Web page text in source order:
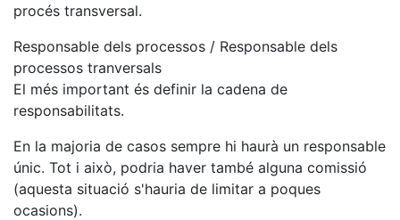
procés transversal.
Responsable dels processos / Responsable dels
processos tranversals
El més important és definir la cadena de
responsabilitats.
En la majoria de casos sempre hi haurà un responsable
únic. Tot i això, podria haver també alguna comissió
(aquesta situació s'hauria de limitar a poques
ocasions).